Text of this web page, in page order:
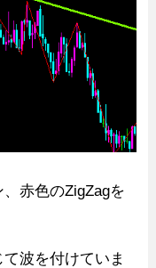
赤色のZigZagを
波を付けていま